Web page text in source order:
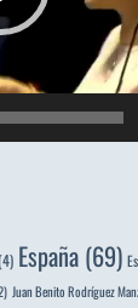
(4) España (69)
Juan Benito Rodríguez